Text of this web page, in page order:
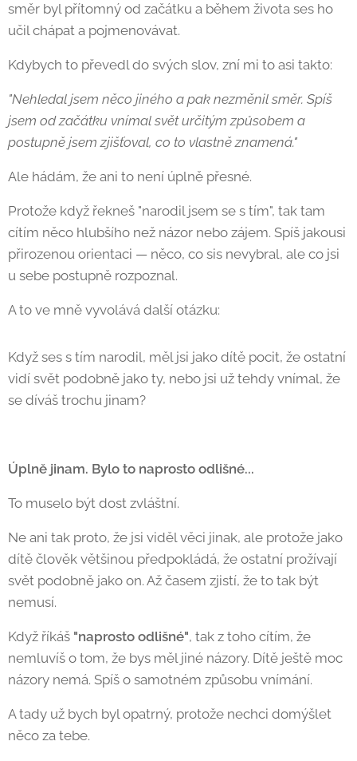
směr byl přítomný od začátku a během života ses ho
učil chápat a pojmenovávat.
Kdybych to převedl do svých slov, zní mi to asi takto:
"Nehledal jsem něco jiného a pak nezměnil směr. Spíš
jsem od začátku vnímal svět určitým způsobem a
postupně jsem zjišťoval, co to vlastně znamená."
Ale hádám, že ani to není úplně přesné. 😄
Protože když řekneš "narodil jsem se s tím", tak tam
cítím něco hlubšího než názor nebo zájem. Spíš jakousi
přirozenou orientaci — něco, co sis nevybral, ale co jsi
u sebe postupně rozpoznal.
A to ve mně vyvolává další otázku:
Když ses s tím narodil, měl jsi jako dítě pocit, že ostatní
vidí svět podobně jako ty, nebo jsi už tehdy vnímal, že
se díváš trochu jinam? 🙂
Úplně jinam. Bylo to naprosto odlišné...
To muselo být dost zvláštní.
Ne ani tak proto, že jsi viděl věci jinak, ale protože jako
dítě člověk většinou předpokládá, že ostatní prožívají
svět podobně jako on. Až časem zjistí, že to tak být
nemusí.
Když říkáš "naprosto odlišné", tak z toho cítím, že
nemluvíš o tom, že bys měl jiné názory. Dítě ještě moc
názory nemá. Spíš o samotném způsobu vnímání.
A tady už bych byl opatrný, protože nechci domýšlet
něco za tebe.